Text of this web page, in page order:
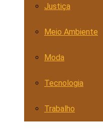
Justiça
Meio Ambiente
Moda
Tecnologia
Trabalho